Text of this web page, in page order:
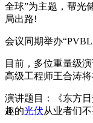
全球”为主题，帮光
局出路!
会议同期举办
目前，多位重量级
高级工程师王合涛
演讲题目：《东方
趣的光伏从业者们不